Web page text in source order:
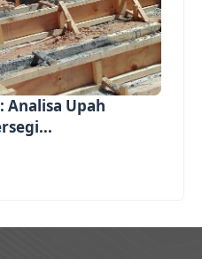
Analisa Upah